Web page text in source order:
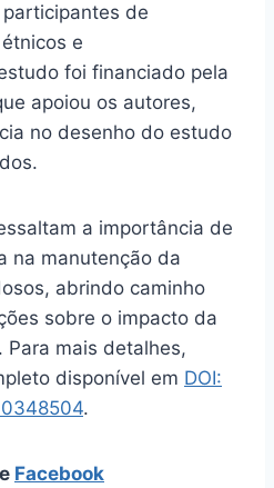
de
e
foi financiado pela
apoiou os autores,
no desenho do estudo
a importância de
na manutenção da
abrindo caminho
sobre o impacto da
Para mais detalhes,
disponível em DOI:
.
e Facebook